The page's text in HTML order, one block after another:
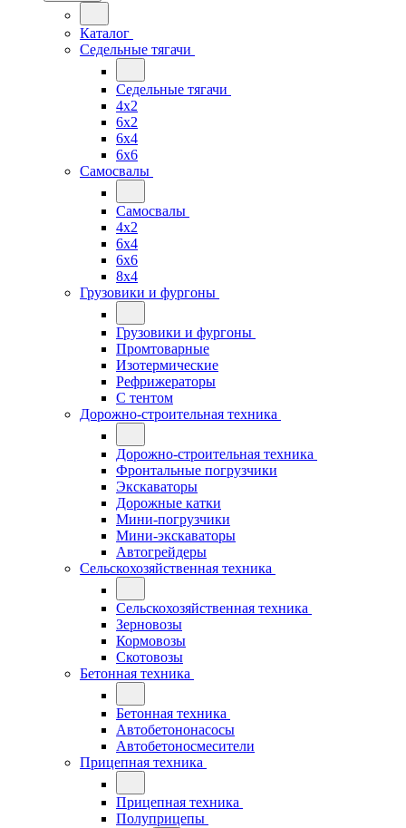
Каталог
Седельные тягачи
Седельные тягачи
4x2
6x2
6x4
6x6
Самосвалы
Самосвалы
4x2
6x4
6x6
8x4
Грузовики и фургоны
Грузовики и фургоны
Промтоварные
Изотермические
Рефрижераторы
С тентом
Дорожно-строительная техника
Дорожно-строительная техника
Фронтальные погрузчики
Экскаваторы
Дорожные катки
Мини-погрузчики
Мини-экскаваторы
Автогрейдеры
Сельскохозяйственная техника
Сельскохозяйственная техника
Зерновозы
Кормовозы
Скотовозы
Бетонная техника
Бетонная техника
Автобетононасосы
Автобетоносмесители
Прицепная техника
Прицепная техника
Полуприцепы